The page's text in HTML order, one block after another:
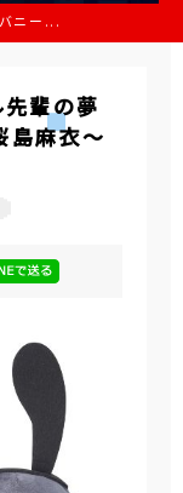
ニー...
輩の夢
麻衣～